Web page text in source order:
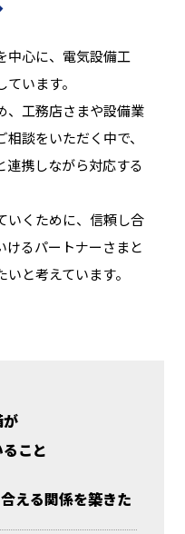
中心に、電気設備工
います。
、工務店さまや設備業
談をいただく中で、
連携しながら対応する
いくために、信頼し合
けるパートナーさまと
と考えています。
こと
える関係を築きた